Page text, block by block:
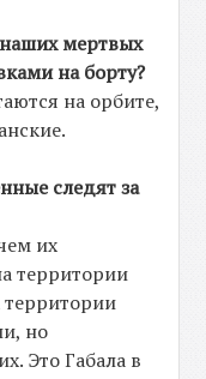
мертвых
на борту?
на орбите,
следят за
их
территории
но
Это Габала в